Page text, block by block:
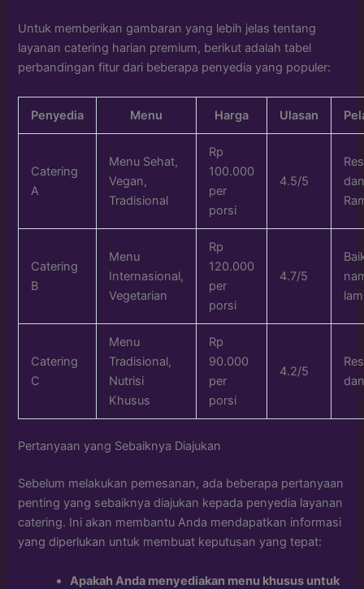
Untuk memberikan gambaran yang lebih jelas tentang
layanan catering harian premium, berikut adalah tabel
perbandingan fitur dari beberapa penyedia yang populer:
Penyedia Menu Harga Ulasan
Catering
A
Menu Sehat,
Vegan,
Tradisional
Rp
100.000
per
porsi
4.5/5
Catering
B
Menu
Internasional,
Vegetarian
Rp
120.000
per
porsi
4.7/5
Catering
C
Menu
Tradisional,
Nutrisi
Khusus
Rp
90.000
per
porsi
4.2/5
Pertanyaan yang Sebaiknya Diajukan
Sebelum melakukan pemesanan, ada beberapa pertanyaan
penting yang sebaiknya diajukan kepada penyedia layanan
catering. Ini akan membantu Anda mendapatkan informasi
yang diperlukan untuk membuat keputusan yang tepat:
Apakah Anda menyediakan menu khusus untuk